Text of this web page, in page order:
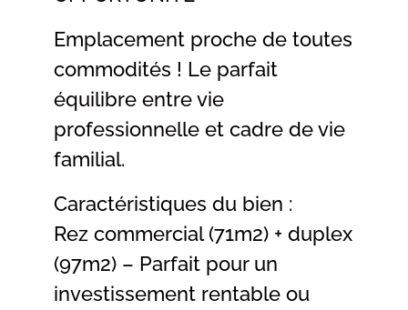
Emplacement proche de toutes
commodités ! Le parfait
équilibre entre vie
professionnelle et cadre de vie
familial.
Caractéristiques du bien :
Rez commercial (71m2) + duplex
(97m2) – Parfait pour un
investissement rentable ou